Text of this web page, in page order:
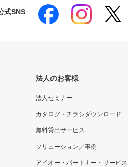
式SNS
法人のお客様
法人セミナー
カタログ・チラシダウンロード
無料貸出サービス
ソリューション／事例
アイオー・パートナー・サービス